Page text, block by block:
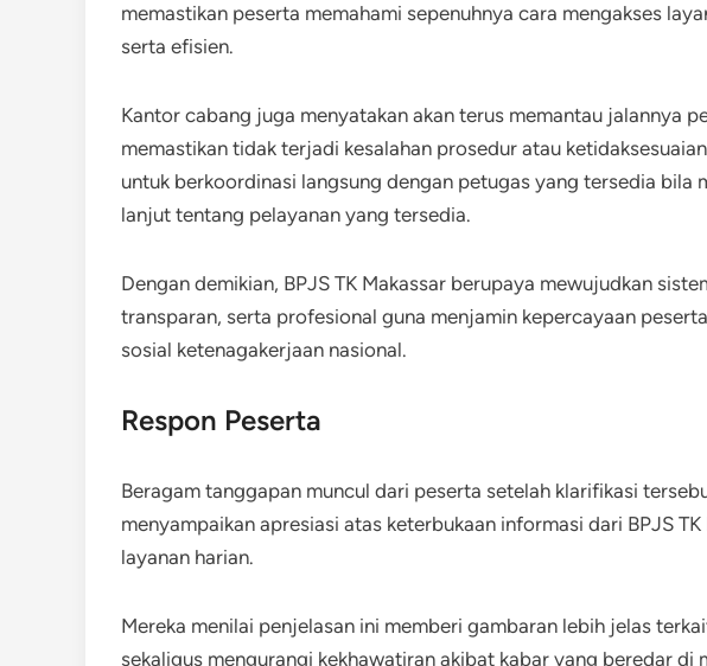
memastikan peserta memahami sepenuhnya cara mengakses
serta efisien.
Kantor cabang juga menyatakan akan terus memantau jalannya
memastikan tidak terjadi kesalahan prosedur atau
untuk berkoordinasi langsung dengan petugas yang tersedia bila
lanjut tentang pelayanan yang tersedia.
Dengan demikian, BPJS TK Makassar berupaya mewujudkan
transparan, serta profesional guna menjamin kepercayaan
sosial ketenagakerjaan nasional.
Respon Peserta
Beragam tanggapan muncul dari peserta setelah klarifikasi
menyampaikan apresiasi atas keterbukaan informasi dari BPJS
layanan harian.
Mereka menilai penjelasan ini memberi gambaran lebih jelas
sekaligus mengurangi kekhawatiran akibat kabar yang beredar di